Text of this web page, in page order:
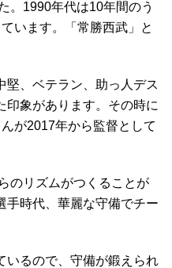
。1990年代は10年間のう
います。「常勝西武」と
堅、ベテラン、助っ人デス
印象があります。その時に
が2017年から監督として
のリズムがつくることが
手時代、華麗な守備でチー
いるので、守備が鍛えられ